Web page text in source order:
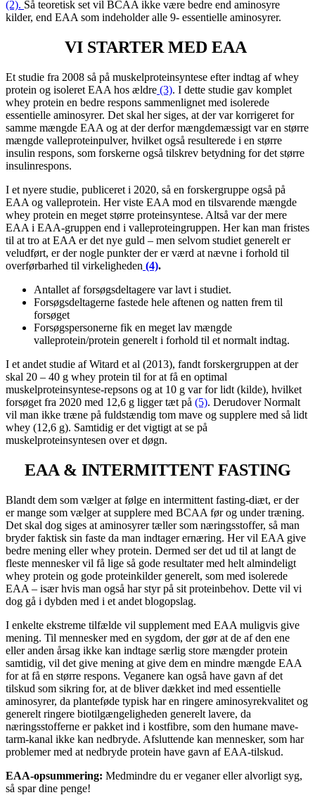
(2). Så teoretisk set vil BCAA ikke være bedre end aminosyre
kilder, end EAA som indeholder alle 9- essentielle aminosyrer.
VI STARTER MED EAA
Et studie fra 2008 så på muskelproteinsyntese efter indtag af whey
protein og isoleret EAA hos ældre (3). I dette studie gav komplet
whey protein en bedre respons sammenlignet med isolerede
essentielle aminosyrer. Det skal her siges, at der var korrigeret for
samme mængde EAA og at der derfor mængdemæssigt var en større
mængde valleproteinpulver, hvilket også resulterede i en større
insulin respons, som forskerne også tilskrev betydning for det større
insulinrespons.
I et nyere studie, publiceret i 2020, så en forskergruppe også på
EAA og valleprotein. Her viste EAA mod en tilsvarende mængde
whey protein en meget større proteinsyntese. Altså var der mere
EAA i EAA-gruppen end i valleproteingruppen. Her kan man fristes
til at tro at EAA er det nye guld – men selvom studiet generelt er
veludført, er der nogle punkter der er værd at nævne i forhold til
overførbarhed til virkeligheden (4).
Antallet af forsøgsdeltagere var lavt i studiet.
Forsøgsdeltagerne fastede hele aftenen og natten frem til
forsøget
Forsøgspersonerne fik en meget lav mængde
valleprotein/protein generelt i forhold til et normalt indtag.
I et andet studie af Witard et al (2013), fandt forskergruppen at der
skal 20 – 40 g whey protein til for at få en optimal
muskelproteinsyntese-repsons og at 10 g var for lidt (kilde), hvilket
forsøget fra 2020 med 12,6 g ligger tæt på (5). Derudover Normalt
vil man ikke træne på fuldstændig tom mave og supplere med så lidt
whey (12,6 g). Samtidig er det vigtigt at se på
muskelproteinsyntesen over et døgn.
EAA & INTERMITTENT FASTING
Blandt dem som vælger at følge en intermittent fasting-diæt, er der
er mange som vælger at supplere med BCAA før og under træning.
Det skal dog siges at aminosyrer tæller som næringsstoffer, så man
bryder faktisk sin faste da man indtager ernæring. Her vil EAA give
bedre mening eller whey protein. Dermed ser det ud til at langt de
fleste mennesker vil få lige så gode resultater med helt almindeligt
whey protein og gode proteinkilder generelt, som med isolerede
EAA – især hvis man også har styr på sit proteinbehov. Dette vil vi
dog gå i dybden med i et andet blogopslag.
I enkelte ekstreme tilfælde vil supplement med EAA muligvis give
mening. Til mennesker med en sygdom, der gør at de af den ene
eller anden årsag ikke kan indtage særlig store mængder protein
samtidig, vil det give mening at give dem en mindre mængde EAA
for at få en større respons. Veganere kan også have gavn af det
tilskud som sikring for, at de bliver dækket ind med essentielle
aminosyrer, da planteføde typisk har en ringere aminosyrekvalitet og
generelt ringere biotilgængeligheden generelt lavere, da
næringsstofferne er pakket ind i kostfibre, som den humane mave-
tarm-kanal ikke kan nedbryde. Afsluttende kan mennesker, som har
problemer med at nedbryde protein have gavn af EAA-tilskud.
EAA-opsummering: Medmindre du er veganer eller alvorligt syg,
så spar dine penge!